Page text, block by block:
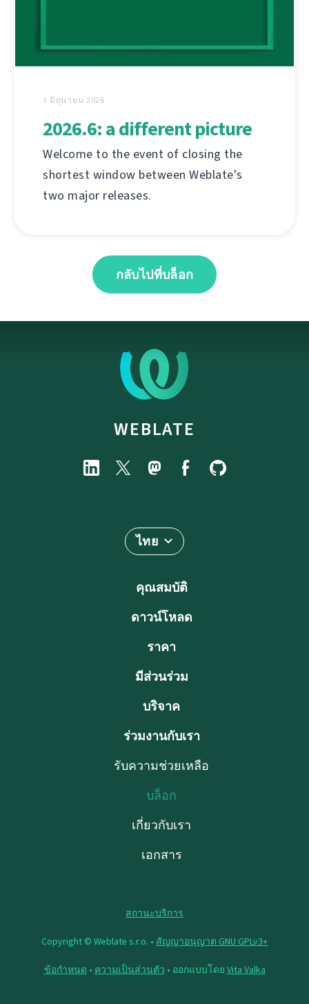
1 มิถุนายน 2026
2026.6: a different picture
Welcome to the event of closing the
shortest window between Weblate's
two major releases.
กลับไปที่บล็อก
WEBLATE
ไทย
คุณสมบัติ
ดาวน์โหลด
ราคา
มีส่วนร่วม
บริจาค
ร่วมงานกับเรา
รับความช่วยเหลือ
บล็อก
เกี่ยวกับเรา
เอกสาร
สถานะบริการ
Copyright © Weblate s.r.o. • สัญญาอนุญาต GNU GPLv3+
ข้อกำหนด • ความเป็นส่วนตัว • ออกแบบโดย Vita Valka